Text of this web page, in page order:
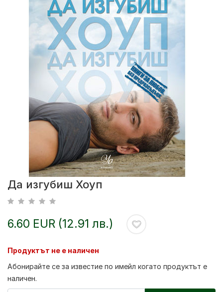
Да изгубиш Хоуп
6.60 EUR (12.91 лв.)
Продуктът не е наличен
Абонирайте се за известие по имейл когато продуктът е
наличен.